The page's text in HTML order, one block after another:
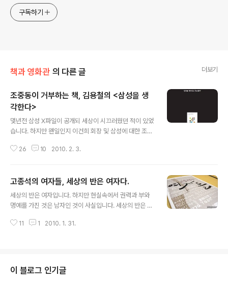
구독하기
책과 영화관 의 다른 글 더보기
조중동이 거부하는 책, 김용철의 <삼성을 생
각한다>
몇년전 삼성 X파일이 공개되 세상이 시끄러웠던 적이 있었
습니다. 하지만 왠일인지 이건희 회장 및 삼성에 대한 조사
대표가 기소를 당하는 일이 벌어졌습니다. 결국 무죄판결
일의 공개와 삼성공화국의 모습 그리고 검찰을 비롯한 정
부와의 유착을 폭로한 사람은 김용철 변호사입니다. 검사
였다가 삼성그룹에서 재직하면서 삼성그룹의 온갖 지저분
라의 GDP보다 매출이 크고 세계일류그룹으로 불리우지만
26 10 2010. 2. 3.
고종석의 여자들, 세상의 반은 여자다.
세상의 반은 여자입니다. 하지만 현실속에서 권력과 부와
명예를 가진 것은 남자인 것이 사실입니다. 세상의 반은 여
억되고 기록되고 있습니다. 여권이 많이 신장된 현대에도
은 여자들에 주목했습니다. 혁명가 로자 룩셈부르크에서부
터 통일의 꽃이라 불린 임수경, 그리고 소설속의 여인들까
11 1 2010. 1. 31.
이 블로그 인기글